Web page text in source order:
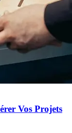
Vos Projets